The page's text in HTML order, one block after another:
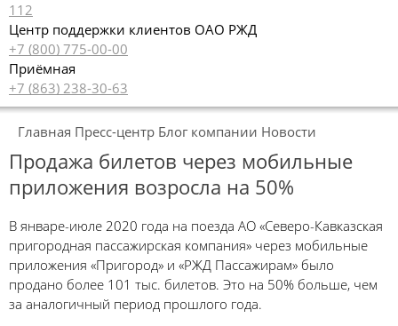
112
Центр поддержки клиентов ОАО РЖД
+7 (800) 775-00-00
Приёмная
+7 (863) 238-30-63
Главная Пресс-центр Блог компании Новости
Продажа билетов через мобильные
приложения возросла на 50%
В январе-июле 2020 года на поезда АО «Северо-Кавказская
пригородная пассажирская компания» через мобильные
приложения «Пригород» и «РЖД Пассажирам» было
продано более 101 тыс. билетов. Это на 50% больше, чем
за аналогичный период прошлого года.